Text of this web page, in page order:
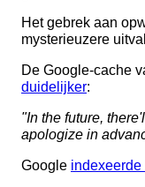
Het gebrek aan
mysterieuzere
De Google-cache
duidelijker:
"In the future,
apologize in
Google